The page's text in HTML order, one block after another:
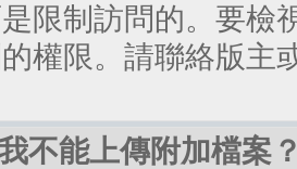
限制訪問的。要檢
權限。請聯絡版主
不能上傳附加檔案